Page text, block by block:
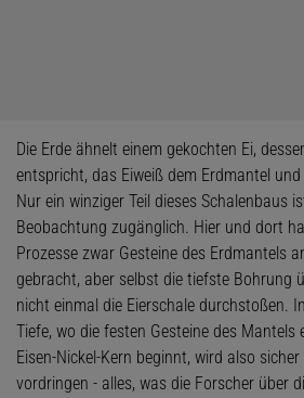
Die Erde ähnelt einem gekochten Ei,
entspricht, das Eiweiß dem Erdmantel
Nur ein winziger Teil dieses Schalenbaus
Beobachtung zugänglich. Hier und dort
Prozesse zwar Gesteine des Erdmantels
gebracht, aber selbst die tiefste Bohrung
nicht einmal die Eierschale durchstoßen.
Tiefe, wo die festen Gesteine des Mantels
Eisen-Nickel-Kern beginnt, wird also
vordringen - alles, was die Forscher über